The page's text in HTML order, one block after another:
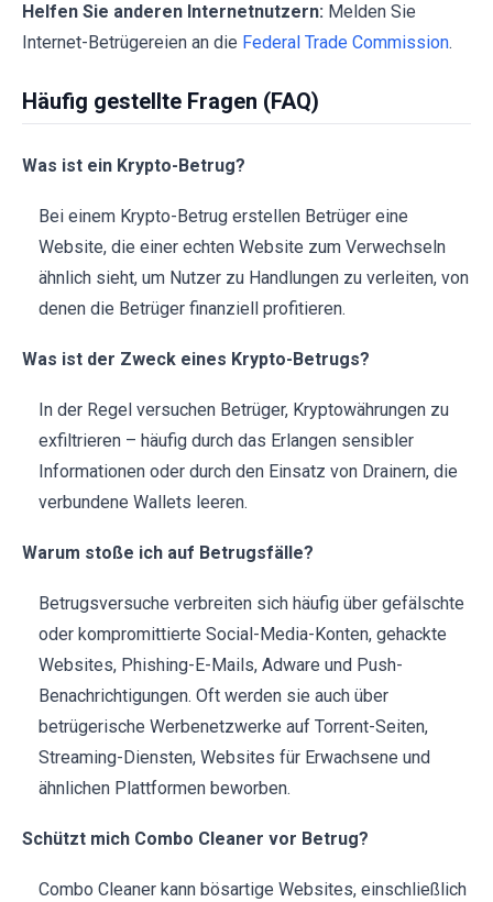
Helfen Sie anderen Internetnutzern: Melden Sie
Internet-Betrügereien an die Federal Trade Commission.
Häufig gestellte Fragen (FAQ)
Was ist ein Krypto-Betrug?
Bei einem Krypto-Betrug erstellen Betrüger eine
Website, die einer echten Website zum Verwechseln
ähnlich sieht, um Nutzer zu Handlungen zu verleiten, von
denen die Betrüger finanziell profitieren.
Was ist der Zweck eines Krypto-Betrugs?
In der Regel versuchen Betrüger, Kryptowährungen zu
exfiltrieren – häufig durch das Erlangen sensibler
Informationen oder durch den Einsatz von Drainern, die
verbundene Wallets leeren.
Warum stoße ich auf Betrugsfälle?
Betrugsversuche verbreiten sich häufig über gefälschte
oder kompromittierte Social-Media-Konten, gehackte
Websites, Phishing-E-Mails, Adware und Push-
Benachrichtigungen. Oft werden sie auch über
betrügerische Werbenetzwerke auf Torrent-Seiten,
Streaming-Diensten, Websites für Erwachsene und
ähnlichen Plattformen beworben.
Schützt mich Combo Cleaner vor Betrug?
Combo Cleaner kann bösartige Websites, einschließlich